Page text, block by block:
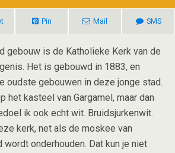
Pin Mail SMS
gebouw is de Katholieke Kerk van de
Het is gebouwd in 1883, en
oudste gebouwen in deze jonge stad.
het kasteel van Gargamel, maar dan
ik ook echt wit. Bruidsjurkenwit.
kerk, net als de moskee van
onderhouden. Dat kun je niet